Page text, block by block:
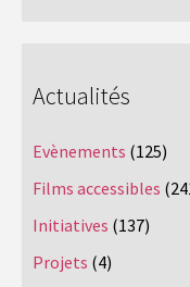
Actualités
Evènements (125)
Films accessibles
Initiatives (137)
Projets (4)